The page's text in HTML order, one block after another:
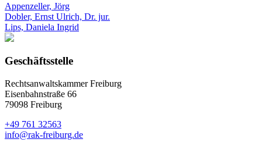
Appenzeller, Jörg
Dobler, Ernst Ulrich, Dr. jur.
Lips, Daniela Ingrid
Geschäftsstelle
Rechtsanwaltskammer Freiburg
Eisenbahnstraße 66
79098 Freiburg
+49 761 32563
info@rak-freiburg.de